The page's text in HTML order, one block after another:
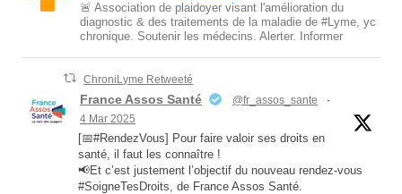
🚨 Association de plaidoyer visant l'amélioration du
diagnostic & des traitements de la maladie de #Lyme, yc
chronique. Soutenir les médecins. Alerter. Informer
ChroniLyme Retweeté
France Assos Santé @fr_assos_sante
·
4 Mar 2025
[📅#RendezVous] Pour faire valoir ses droits en
santé, il faut les connaître !
📢Et c’est justement l’objectif du nouveau rendez-vous
#SoigneTesDroits, de France Assos Santé.